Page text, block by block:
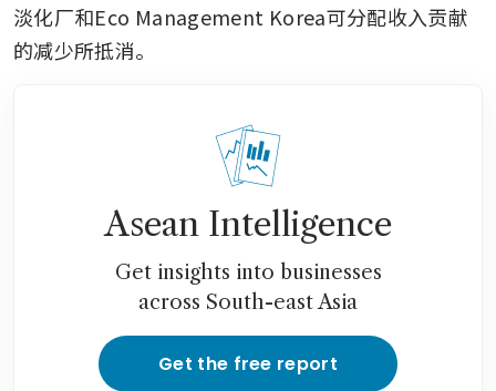
淡化厂和Eco Management Korea可分配收入贡献
的减少所抵消。
Asean Intelligence
Get insights into businesses
across South-east Asia
Get the free report